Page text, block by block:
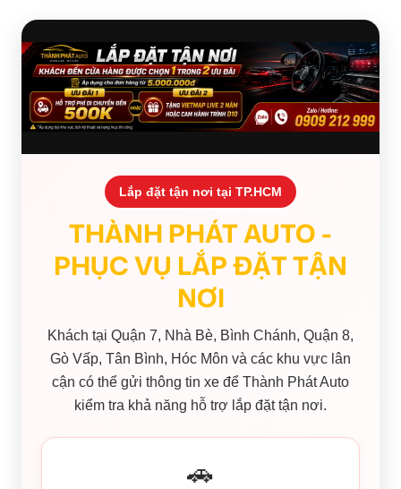
Lắp đặt tận nơi tại TP.HCM
THÀNH PHÁT AUTO -
PHỤC VỤ LẮP ĐẶT TẬN
NƠI
Khách tại Quận 7, Nhà Bè, Bình Chánh, Quận 8,
Gò Vấp, Tân Bình, Hóc Môn và các khu vực lân
cận có thể gửi thông tin xe để Thành Phát Auto
kiểm tra khả năng hỗ trợ lắp đặt tận nơi.
🚗